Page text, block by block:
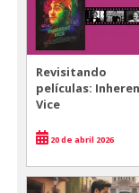
Revisitando
películas:
Vice
20 de abril 2026